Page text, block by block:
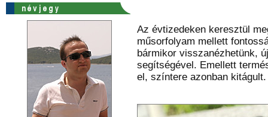
Az évtizedeken keresztül
műsorfolyam mellett
bármikor visszanézhetünk,
segítségével. Emellett
el, színtere azonban kitágult.